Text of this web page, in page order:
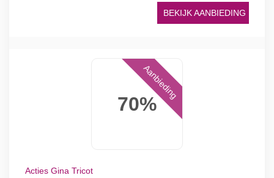
BEKIJK AANBIEDING
70%
Aanbieding
Acties Gina Tricot